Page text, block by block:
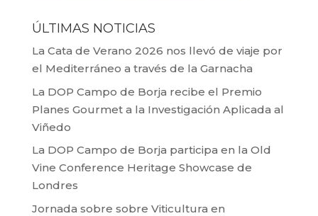
ÚLTIMAS NOTICIAS
La Cata de Verano 2026 nos llevó de viaje por
el Mediterráneo a través de la Garnacha
La DOP Campo de Borja recibe el Premio
Planes Gourmet a la Investigación Aplicada al
Viñedo
La DOP Campo de Borja participa en la Old
Vine Conference Heritage Showcase de
Londres
Jornada sobre sobre Viticultura en